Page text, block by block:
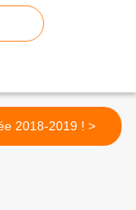
Rentrée 2018-2019 ! >